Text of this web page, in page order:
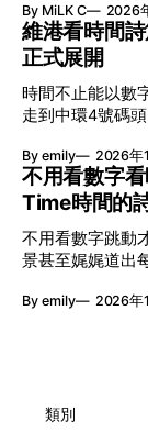
節與香港賽馬會
八年來不只是帶
本地建立屬於香
艦藝團強強聯手
影》，展開一場
能量，全面開展一場無
以「你我不只一
的價值。不同能
「不同」能力與
發，偏見與界線，也自然
節目包括: 2月27日至3月1日：帕拉管弦樂團《無邊狂想曲》/
By MiLK C 2026
維港看時間
正式展開
時間不止能以數
走到中環4號碼
覽。由即日至2
言搬離傳統店舖
件，而是一場可以與
「時間詩集」 走進展場尤如翻開一本時間詩集，藉由不同主
題呈現時間的無
由單純的機械與
精湛的製錶技術
報時的功能，而
子，以及訴說時
By emily 2026年
不用看數字
Time時間的
不用看數字跳動
景甚至娓娓道出
詩篇」展覽，邀
大主題展區，
By emily 2026年
類別